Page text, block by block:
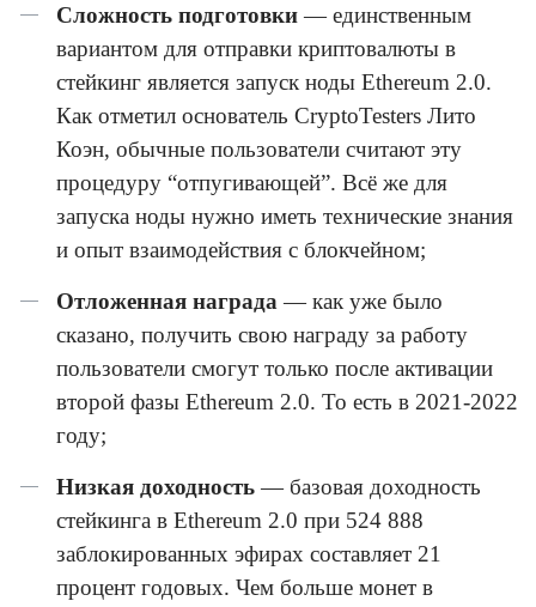
Сложность подготовки— единственным
вариантом для отправки криптовалюты в
стейкинг является запуск ноды Ethereum 2.0.
Как отметил основатель CryptoTesters Лито
Коэн, обычные пользователи считают эту
процедуру “отпугивающей”. Всё же для
запуска ноды нужно иметь технические знания
и опыт взаимодействия с блокчейном;
Отложенная награда— как уже было
сказано, получить свою награду за работу
пользователи смогут только после активации
второй фазы Ethereum 2.0. То есть в 2021-2022
году;
Низкая доходность— базовая доходность
стейкинга в Ethereum 2.0 при 524 888
заблокированных эфирах составляет 21
процент годовых. Чем больше монет в